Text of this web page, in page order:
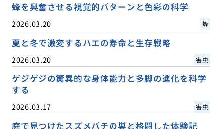
蜂を興奮させる視覚的パターンと色彩の科学
2026.03.20 蜂
夏と冬で激変するハエの寿命と生存戦略
2026.03.20 害虫
ゲジゲジの驚異的な身体能力と多脚の進化を科学
する
2026.03.17 害虫
庭で見つけたスズメバチの巣と格闘した体験記